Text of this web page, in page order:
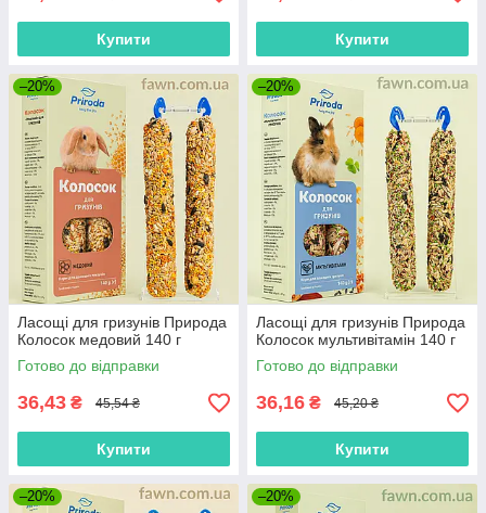
Купити Купити
–20%
Ласощі для гризунів Природа
Колосок медовий 140 г
Готово до відправки
36,43 ₴ 45,54 ₴
Купити
–20%
Ласощі для гризунів Природа
Колосок мультивітамін 140 г
Готово до відправки
36,16 ₴ 45,20 ₴
Купити
–20% –20%